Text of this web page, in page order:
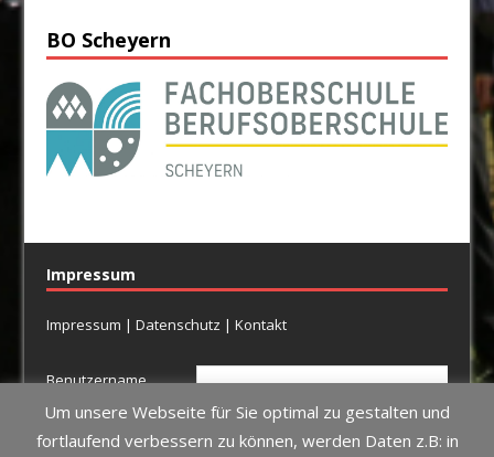
BO Scheyern
Impressum
Impressum |Datenschutz |Kontakt
Benutzername
Passwort
Um unsere Webseite für Sie optimal zu gestalten und
fortlaufend verbessern zu können, werden Daten z.B: in